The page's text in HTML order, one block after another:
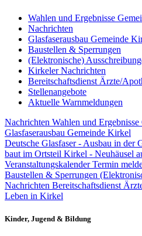
Wahlen und Ergebnisse
Nachrichten
Glasfaserausbau Gemeinde
Baustellen & Sperrungen
(Elektronische)
Kirkeler Nachrichten
Bereitschaftsdienst Ärzte/
Stellenangebote
Aktuelle Warnmeldungen
Nachrichten Wahlen und
Glasfaserausbau Gemeinde Kirkel
Deutsche Glasfaser - Ausbau in der
baut im Ortsteil Kirkel - Neuhäusel
VeranstaltungskalenderTermin
Baustellen & Sperrungen
Nachrichten Bereitschaftsdienst
Leben in Kirkel
Kinder, Jugend & Bildung